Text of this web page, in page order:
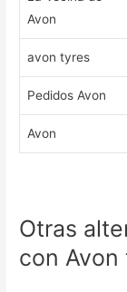
Avon
avon tyres
Pedidos Avon
Avon
Otras
con